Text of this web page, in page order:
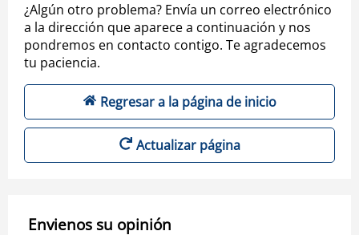
¿Algún otro problema? Envía un correo electrónico
a la dirección que aparece a continuación y nos
pondremos en contacto contigo. Te agradecemos
tu paciencia.
Regresar a la página de inicio
Actualizar página
Envienos su opinión